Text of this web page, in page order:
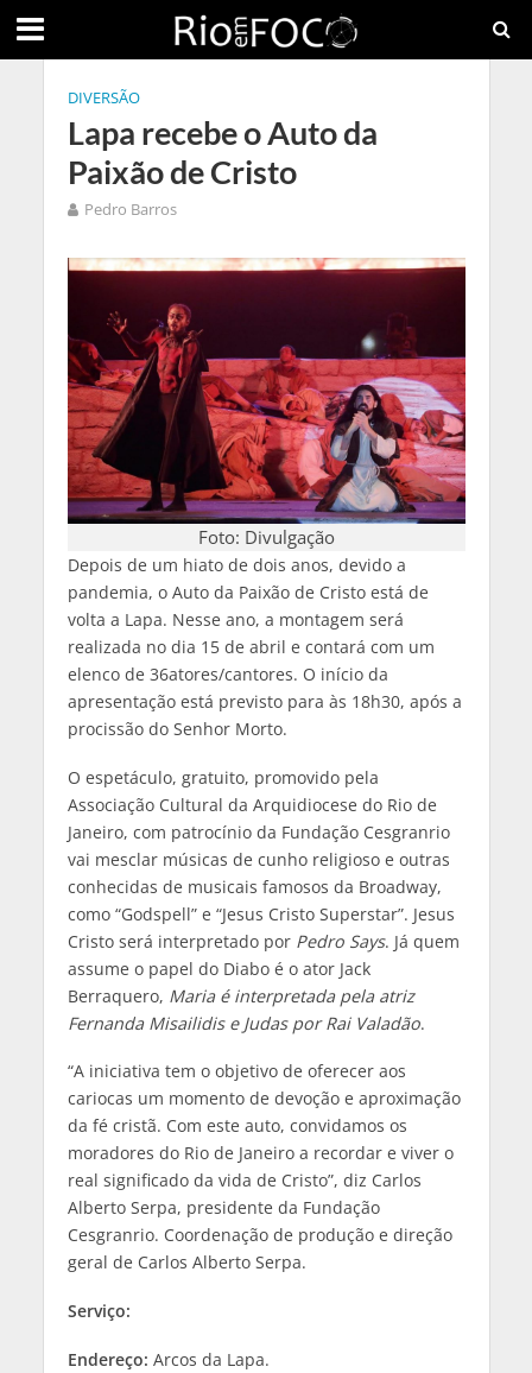
DIVERSÃO
Lapa recebe o Auto da
Paixão de Cristo
Pedro Barros
Foto: Divulgação
Depois de um hiato de dois anos, devido a
pandemia, o Auto da Paixão de Cristo está de
volta a Lapa. Nesse ano, a montagem será
realizada no dia 15 de abril e contará com um
elenco de 36atores/cantores. O início da
apresentação está previsto para às 18h30, após a
procissão do Senhor Morto.
O espetáculo, gratuito, promovido pela
Associação Cultural da Arquidiocese do Rio de
Janeiro, com patrocínio da Fundação Cesgranrio
vai mesclar músicas de cunho religioso e outras
conhecidas de musicais famosos da Broadway,
como “Godspell” e “Jesus Cristo Superstar”. Jesus
Cristo será interpretado por Pedro Says. Já quem
assume o papel do Diabo é o ator Jack
Berraquero, Maria é interpretada pela atriz
Fernanda Misailidis e Judas por Rai Valadão.
“A iniciativa tem o objetivo de oferecer aos
cariocas um momento de devoção e aproximação
da fé cristã. Com este auto, convidamos os
moradores do Rio de Janeiro a recordar e viver o
real significado da vida de Cristo”, diz Carlos
Alberto Serpa, presidente da Fundação
Cesgranrio. Coordenação de produção e direção
geral de Carlos Alberto Serpa.
Serviço:
Endereço: Arcos da Lapa.